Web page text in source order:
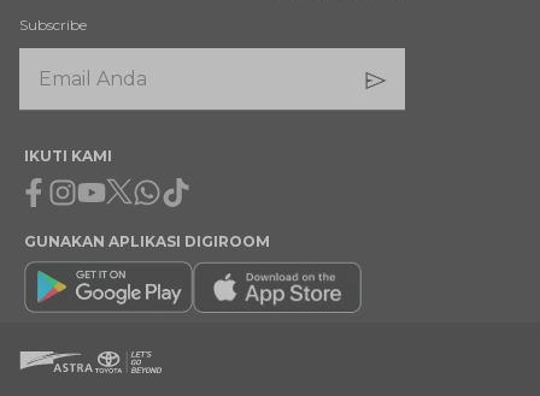
Subscribe
IKUTI KAMI
Facebook
Instagram
Youtube
X Whatsapp
Tiktok
GUNAKAN APLIKASI DIGIROOM